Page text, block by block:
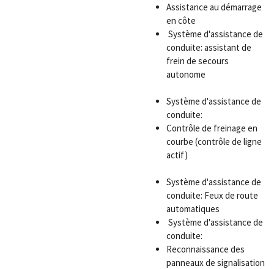
Assistance au démarrage
en côte
Système d'assistance de
conduite: assistant de
frein de secours
autonome
Système d'assistance de
conduite:
Contrôle de freinage en
courbe (contrôle de ligne
actif)
Système d'assistance de
conduite: Feux de route
automatiques
Système d'assistance de
conduite:
Reconnaissance des
panneaux de signalisation